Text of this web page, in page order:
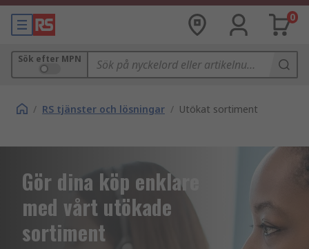
0
Sök efter MPN
/ RS tjänster och lösningar / Utökat sortiment
Gör dina köp enklare
med vårt utökade
sortiment